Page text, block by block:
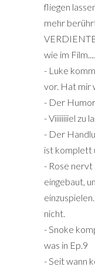
fliegen
mehr
wie im Film.....
- Luke
vor. Hat mir
- Der Humor
- Viiiiiiiiel zu
- Der
ist komplett
- Rose nervt
eingebaut,
nicht.
- Snoke
was in Ep.9
- Seit wann